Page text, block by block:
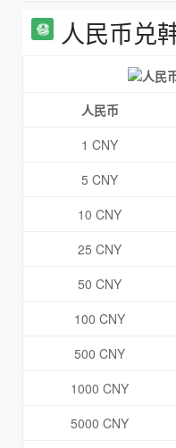
人民币兑
人民币
1 CNY
5 CNY
10 CNY
25 CNY
50 CNY
100 CNY
500 CNY
1000 CNY
5000 CNY